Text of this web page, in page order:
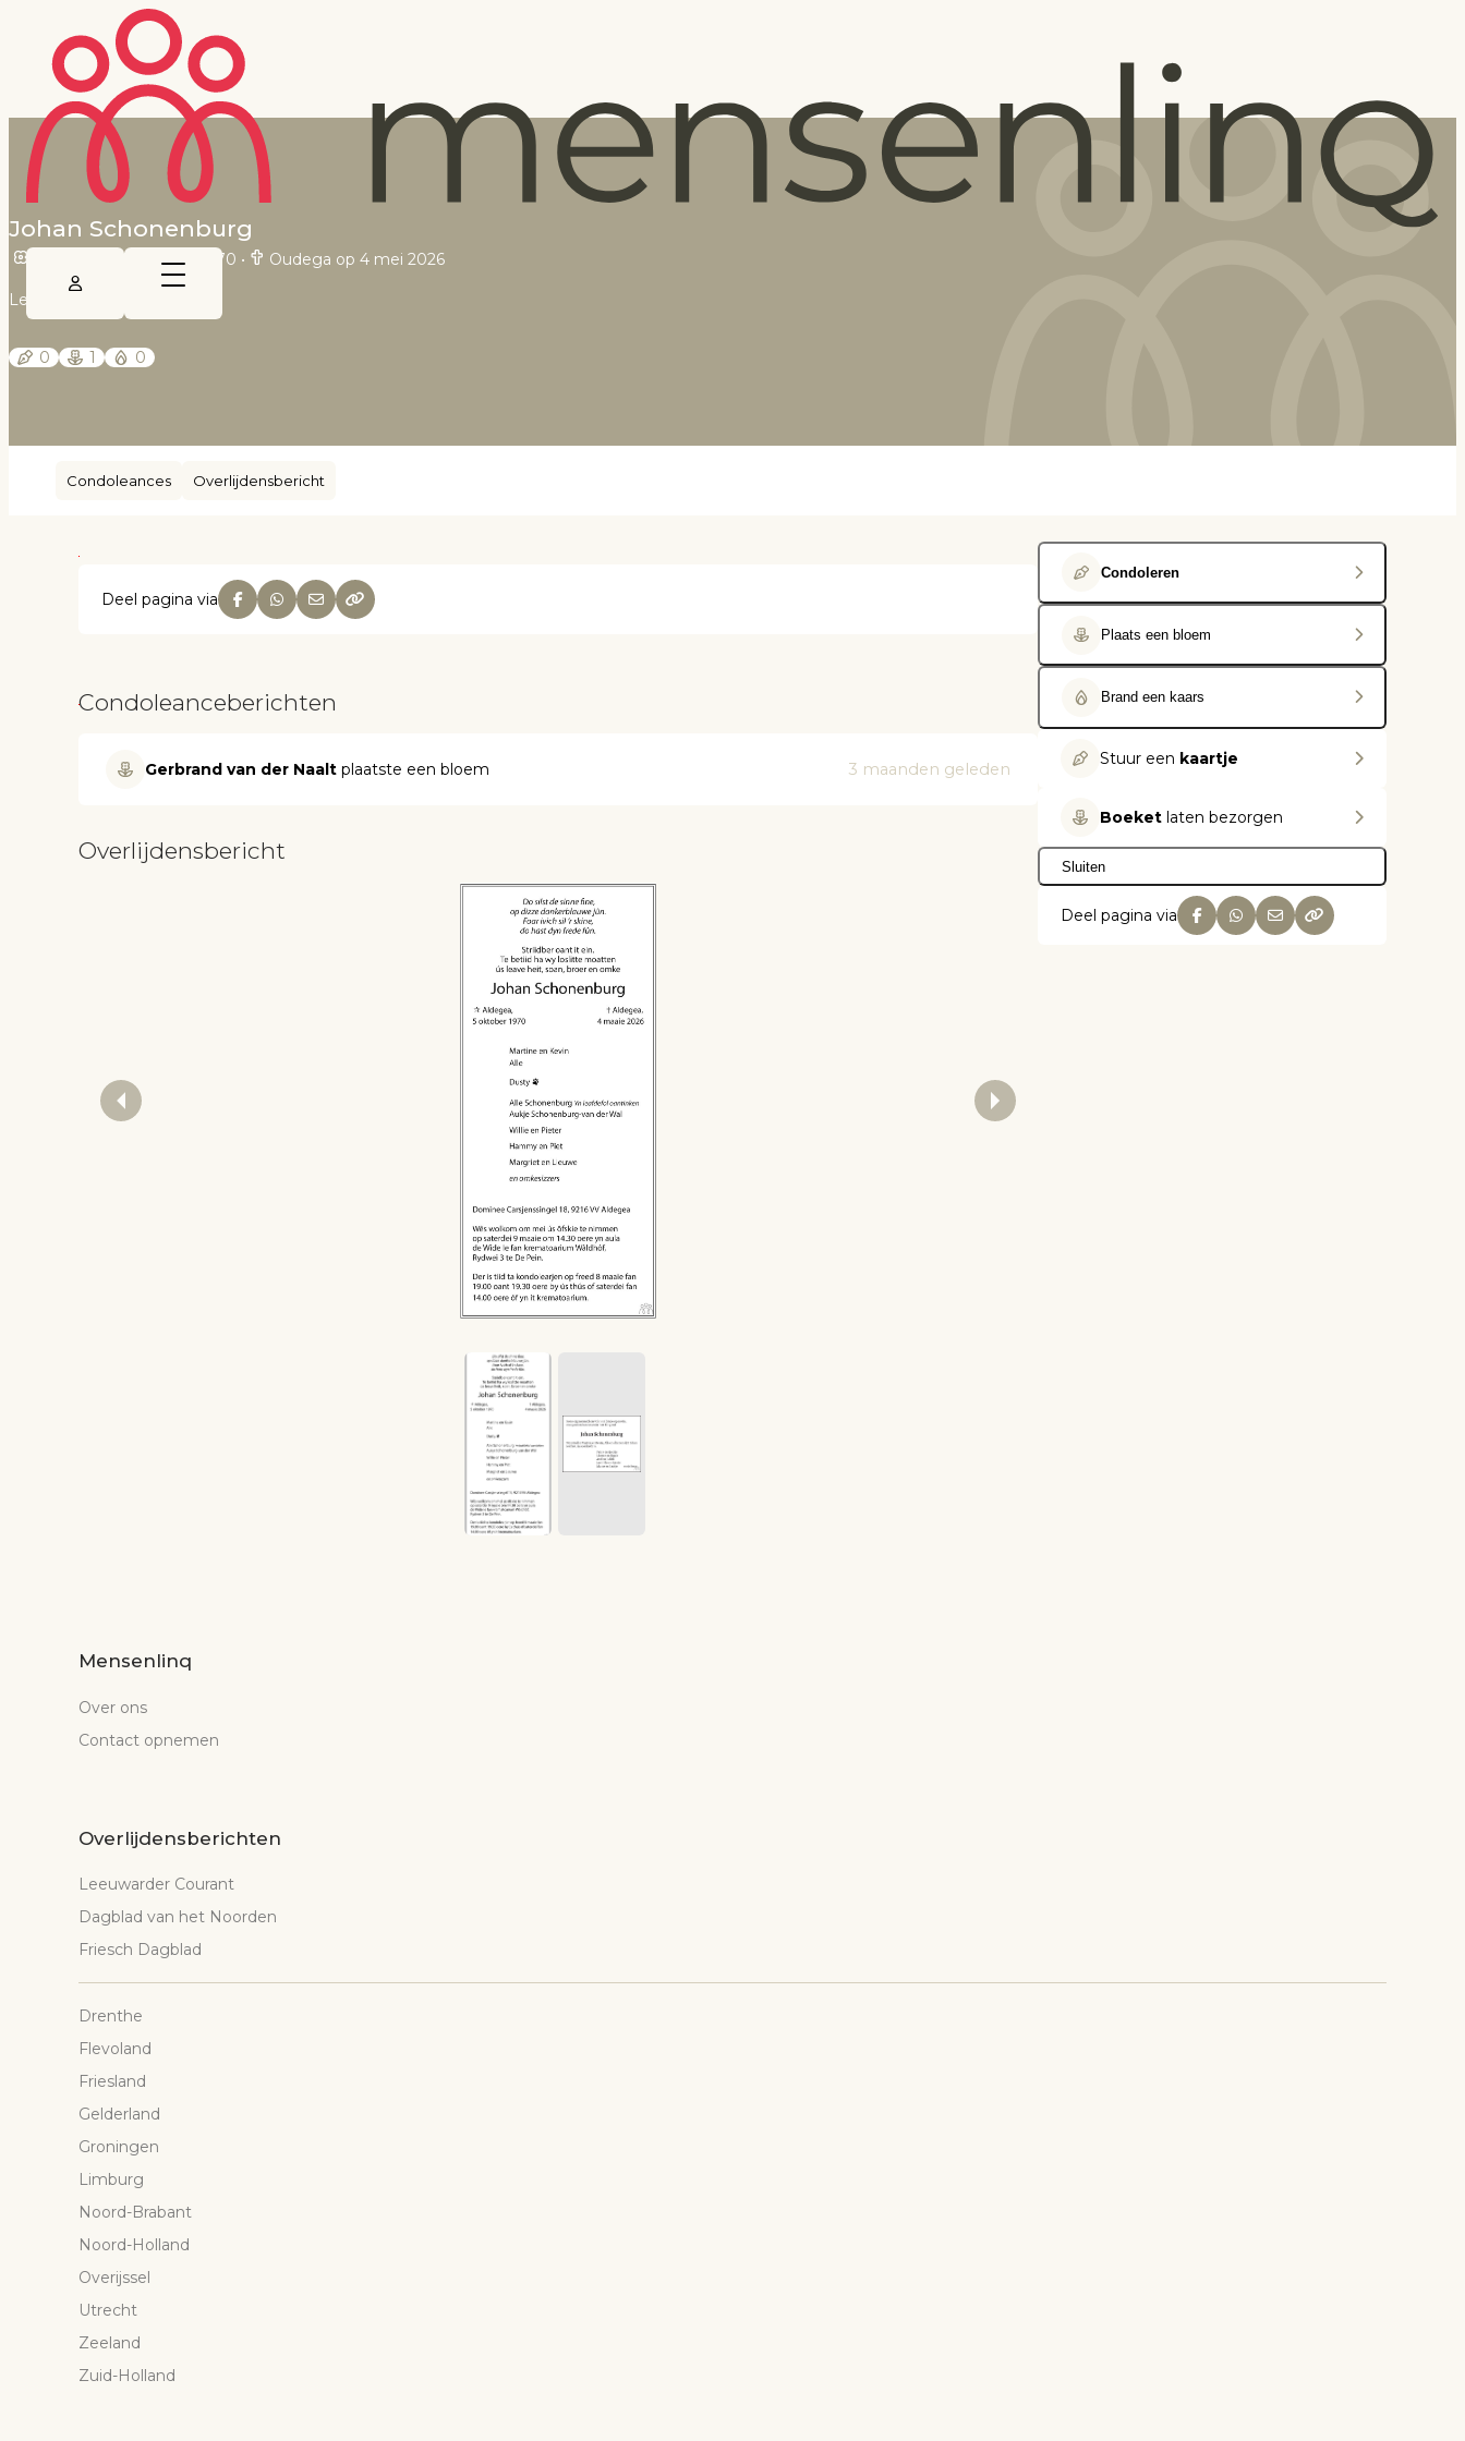
Johan Schonenburg
Oudega op 5 oktober 1970 • Oudega op 4 mei 2026
Leeuwarder Courant
0 1 0
Condoleances Overlijdensbericht
Deel pagina via
Condoleanceberichten
Gerbrand van der Naalt plaatste een bloem 3 maanden geleden
Overlijdensbericht
Condoleren
Plaats een bloem
Brand een kaars
Stuur een kaartje
Boeket laten bezorgen
Sluiten
Deel pagina via
Mensenlinq
Over ons
Contact opnemen
Overlijdensberichten
Leeuwarder Courant
Dagblad van het Noorden
Friesch Dagblad
Drenthe
Flevoland
Friesland
Gelderland
Groningen
Limburg
Noord-Brabant
Noord-Holland
Overijssel
Utrecht
Zeeland
Zuid-Holland